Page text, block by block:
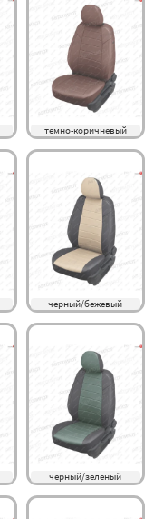
темно-коричневый
черный/бежевый
черный/зеленый